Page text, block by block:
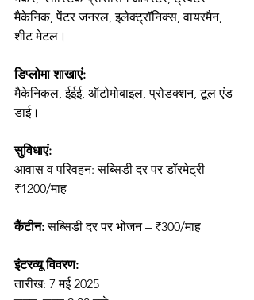
मैकेनिक, पेंटर जनरल, इलेक्ट्रॉनिक्स, वायरमैन,
शीट मेटल।
डिप्लोमा शाखाएं:
मैकेनिकल, ईईई, ऑटोमोबाइल, प्रोडक्शन, टूल एंड
डाई।
सुविधाएं:
आवास व परिवहन: सब्सिडी दर पर डॉरमेट्री –
₹1200/माह
कैंटीन: सब्सिडी दर पर भोजन – ₹300/माह
इंटरव्यू विवरण:
तारीख: 7 मई 2025